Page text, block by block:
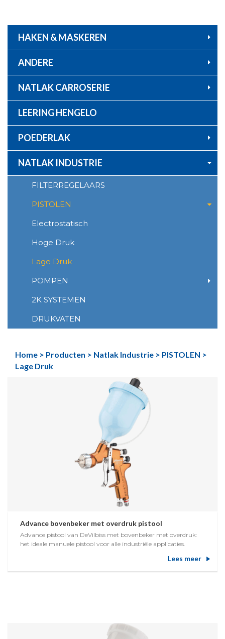
de
inhoud
Home > Producten > Natlak Industrie > PISTOLEN >
Lage Druk
Advance bovenbeker met overdruk pistool
Advance pistool van DeVilbiss met bovenbeker met overdruk:
het ideale manuele pistool voor alle industriële applicaties.
Lees meer
HAKEN & MASKEREN
ANDERE
NATLAK CARROSERIE
LEERING HENGELO
POEDERLAK
NATLAK INDUSTRIE
FILTERREGELAARS
PISTOLEN
Electrostatisch
Hoge Druk
Lage Druk
POMPEN
2K SYSTEMEN
DRUKVATEN